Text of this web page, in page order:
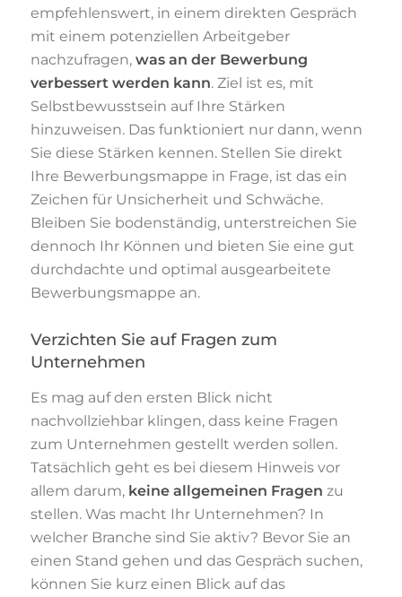
empfehlenswert, in einem direkten Gespräch
mit einem potenziellen Arbeitgeber
nachzufragen, was an der Bewerbung
verbessert werden kann. Ziel ist es, mit
Selbstbewusstsein auf Ihre Stärken
hinzuweisen. Das funktioniert nur dann, wenn
Sie diese Stärken kennen. Stellen Sie direkt
Ihre Bewerbungsmappe in Frage, ist das ein
Zeichen für Unsicherheit und Schwäche.
Bleiben Sie bodenständig, unterstreichen Sie
dennoch Ihr Können und bieten Sie eine gut
durchdachte und optimal ausgearbeitete
Bewerbungsmappe an.
Verzichten Sie auf Fragen zum
Unternehmen
Es mag auf den ersten Blick nicht
nachvollziehbar klingen, dass keine Fragen
zum Unternehmen gestellt werden sollen.
Tatsächlich geht es bei diesem Hinweis vor
allem darum, keine allgemeinen Fragen zu
stellen. Was macht Ihr Unternehmen? In
welcher Branche sind Sie aktiv? Bevor Sie an
einen Stand gehen und das Gespräch suchen,
können Sie kurz einen Blick auf das